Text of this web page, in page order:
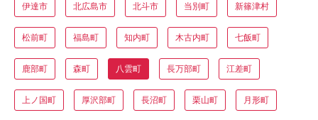
伊達市 北広島市 北斗市 当別町 新篠津村
松前町 福島町 知内町 木古内町 七飯町
鹿部町 森町 八雲町 長万部町 江差町
上ノ国町 厚沢部町 長沼町 栗山町 月形町